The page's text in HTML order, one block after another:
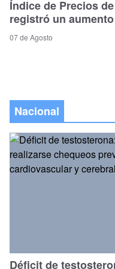
Índice de Precios
registró un
07 de Agosto
Nacional
Déficit de